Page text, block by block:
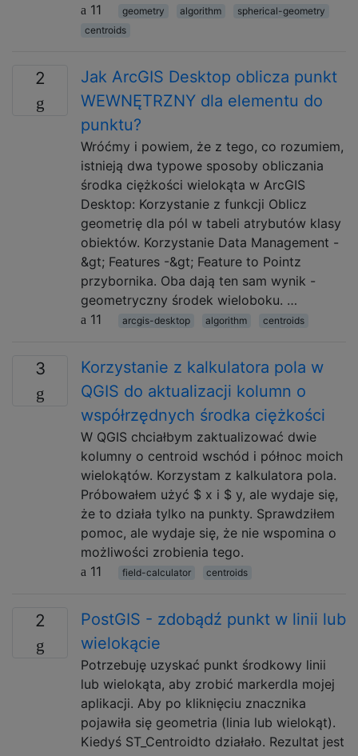
11
geometry algorithm
spherical-geometry
centroids
2
Jak ArcGIS Desktop oblicza punkt
WEWNĘTRZNY dla elementu do
punktu?
Wróćmy i powiem, że z tego, co rozumiem,
istnieją dwa typowe sposoby obliczania
środka ciężkości wielokąta w ArcGIS
Desktop: Korzystanie z funkcji Oblicz
geometrię dla pól w tabeli atrybutów klasy
obiektów. Korzystanie Data Management -
&gt; Features -&gt; Feature to Pointz
przybornika. Oba dają ten sam wynik -
geometryczny środek wieloboku. …
11
arcgis-desktop algorithm centroids
3
Korzystanie z kalkulatora pola w
QGIS do aktualizacji kolumn o
współrzędnych środka ciężkości
W QGIS chciałbym zaktualizować dwie
kolumny o centroid wschód i północ moich
wielokątów. Korzystam z kalkulatora pola.
Próbowałem użyć $ x i $ y, ale wydaje się,
że to działa tylko na punkty. Sprawdziłem
pomoc, ale wydaje się, że nie wspomina o
możliwości zrobienia tego.
11
field-calculator centroids
2
PostGIS - zdobądź punkt w linii lub
wielokącie
Potrzebuję uzyskać punkt środkowy linii
lub wielokąta, aby zrobić markerdla mojej
aplikacji. Aby po kliknięciu znacznika
pojawiła się geometria (linia lub wielokąt).
Kiedyś ST_Centroidto działało. Rezultat jest